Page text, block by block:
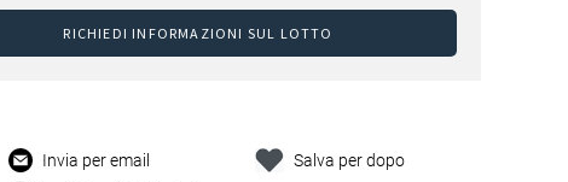
RICHIEDI INFORMAZIONI SUL LOTTO
Invia per email
Salva per dopo